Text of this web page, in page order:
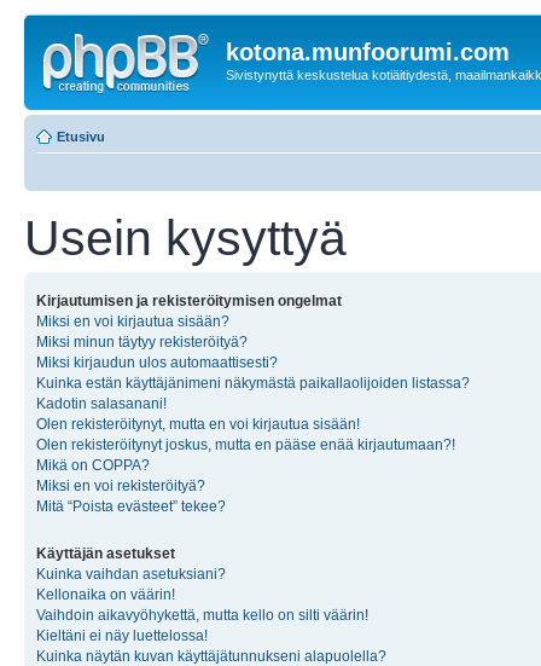
kotona.munfoorumi.com
Sivistynyttä keskustelua kotiäitiydestä,
Etusivu
Usein kysyttyä
Kirjautumisen ja rekisteröitymisen ongelmat
Miksi en voi kirjautua sisään?
Miksi minun täytyy rekisteröityä?
Miksi kirjaudun ulos automaattisesti?
Kuinka estän käyttäjänimeni näkymästä paikallaolijoiden listassa?
Kadotin salasanani!
Olen rekisteröitynyt, mutta en voi kirjautua sisään!
Olen rekisteröitynyt joskus, mutta en pääse enää kirjautumaan?!
Mikä on COPPA?
Miksi en voi rekisteröityä?
Mitä “Poista evästeet” tekee?
Käyttäjän asetukset
Kuinka vaihdan asetuksiani?
Kellonaika on väärin!
Vaihdoin aikavyöhykettä, mutta kello on silti väärin!
Kieltäni ei näy luettelossa!
Kuinka näytän kuvan käyttäjätunnukseni alapuolella?